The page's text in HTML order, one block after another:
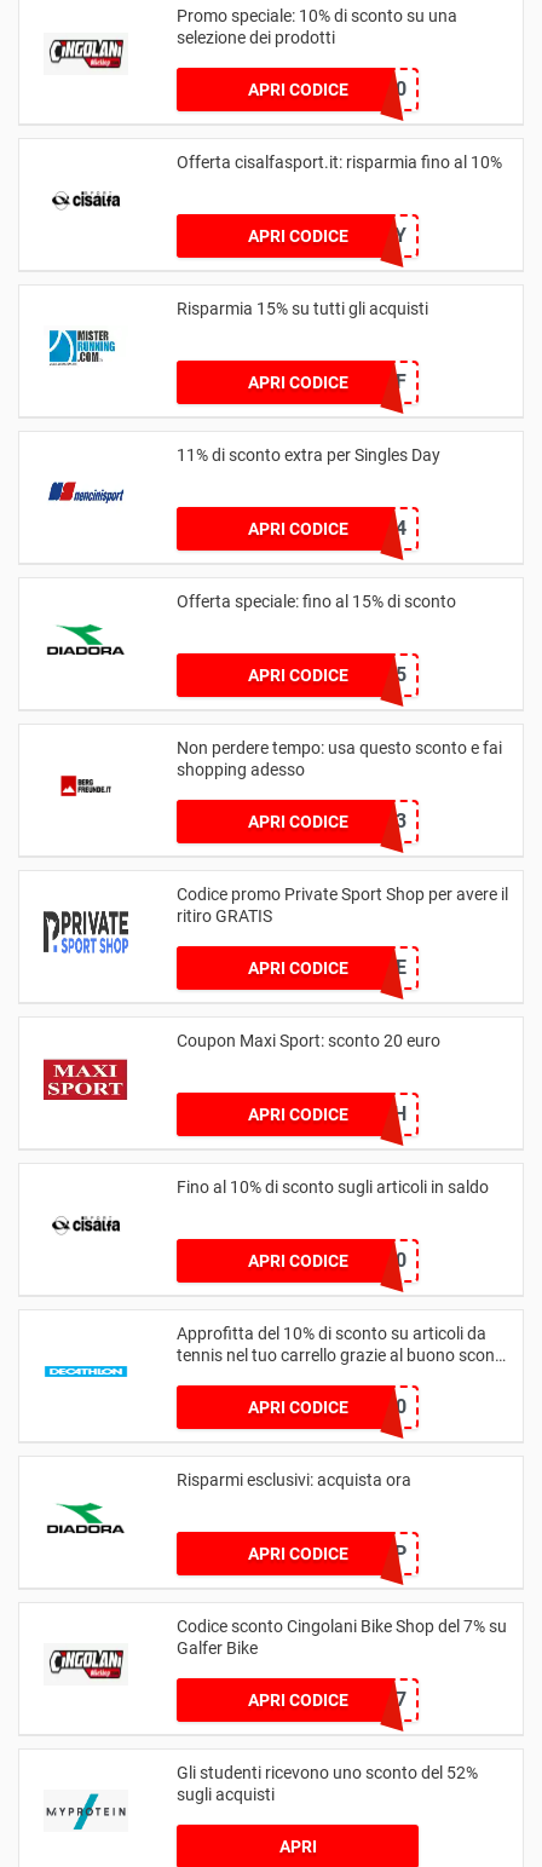
Promo speciale: 10% di sconto su una
selezione dei prodotti
APRI CODICEDAD10
Offerta cisalfasport.it: risparmia fino al 10%
APRI CODICEMOMMY
Risparmia 15% su tutti gli acquisti
APRI CODICETAKE15OFF
11% di sconto extra per Singles Day
APRI CODICESINGLE1124
Offerta speciale: fino al 15% di sconto
APRI CODICE
DIAREVIEW15
Non perdere tempo: usa questo sconto e fai
shopping adesso
APRI CODICETRADBELB3
Codice promo Private Sport Shop per avere il
ritiro GRATIS
APRI CODICE FREE
Coupon Maxi Sport: sconto 20 euro
APRI CODICE100KMH
Fino al 10% di sconto sugli articoli in saldo
APRI CODICECISALFA10
Approfitta del 10% di sconto su articoli da
tennis nel tuo carrello grazie al buono sconto
APRI CODICEROMA10
Risparmi esclusivi: acquista ora
APRI CODICE
DIADWARMUP
Codice sconto Cingolani Bike Shop del 7% su
Galfer Bike
APRI CODICEGALFER7
Gli studenti ricevono uno sconto del 52%
sugli acquisti
APRI